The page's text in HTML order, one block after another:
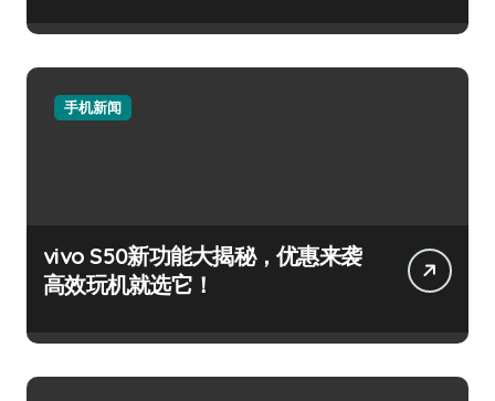
手机新闻
vivo S50新功能大揭秘，优惠来袭
高效玩机就选它！